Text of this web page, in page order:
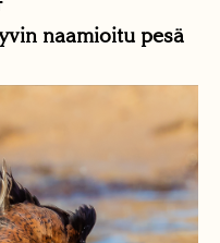
naamioitu pesä